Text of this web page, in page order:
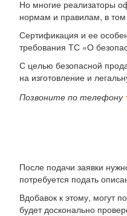
Но многие реализаторы
нормам и правилам, в
Сертификация и ее
требования ТС «О
С целью безопасной
на изготовление и
Позвоните по телефону
После подачи заявки
потребуется подать
Вдобавок к этому, могут
будет досконально